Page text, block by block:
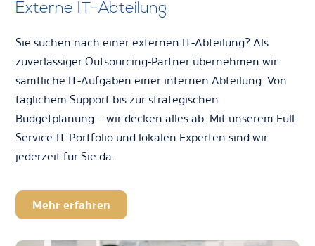
Externe IT-Abteilung
Sie suchen nach einer externen IT-Abteilung? Als
zuverlässiger Outsourcing-Partner übernehmen wir
sämtliche IT-Aufgaben einer internen Abteilung. Von
täglichem Support bis zur strategischen
Budgetplanung – wir decken alles ab. Mit unserem Full-
Service-IT-Portfolio und lokalen Experten sind wir
jederzeit für Sie da.
Mehr erfahren